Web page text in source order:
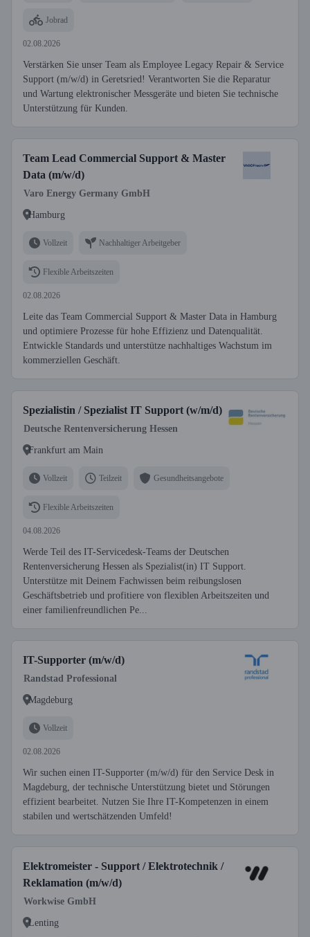
Jobrad
02.08.2026
Verstärken Sie unser Team als Employee Legacy Repair & Service
Support (m/w/d) in Geretsried! Verantworten Sie die Reparatur
und Wartung elektronischer Messgeräte und bieten Sie technische
Unterstützung für Kunden.
Team Lead Commercial Support & Master
Data (m/w/d)
Varo Energy Germany GmbH
Hamburg
Vollzeit Nachhaltiger Arbeitgeber
Flexible Arbeitszeiten
02.08.2026
Leite das Team Commercial Support & Master Data in Hamburg
und optimiere Prozesse für hohe Effizienz und Datenqualität.
Entwickle Standards und unterstütze nachhaltiges Wachstum im
kommerziellen Geschäft.
Spezialistin / Spezialist IT Support (w/m/d)
Deutsche Rentenversicherung Hessen
Frankfurt am Main
Vollzeit Teilzeit Gesundheitsangebote
Flexible Arbeitszeiten
04.08.2026
Werde Teil des IT-Servicedesk-Teams der Deutschen
Rentenversicherung Hessen als Spezialist(in) IT Support.
Unterstütze mit Deinem Fachwissen beim reibungslosen
Geschäftsbetrieb und profitiere von flexiblen Arbeitszeiten und
einer familienfreundlichen Pe...
IT-Supporter (m/w/d)
Randstad Professional
Magdeburg
Vollzeit
02.08.2026
Wir suchen einen IT-Supporter (m/w/d) für den Service Desk in
Magdeburg, der technische Unterstützung bietet und Störungen
effizient bearbeitet. Nutzen Sie Ihre IT-Kompetenzen in einem
stabilen und wertschätzenden Umfeld!
Elektromeister - Support / Elektrotechnik /
Reklamation (m/w/d)
Workwise GmbH
Lenting